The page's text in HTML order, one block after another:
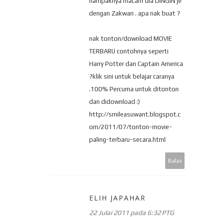
dengan Zakwan . apa nak buat ?
nak tonton/download MOVIE
TERBARU contohnya seperti
Harry Potter dan Captain America
?klik sini untuk belajar caranya
.100% Percuma untuk ditonton
dan didownload :)
http://smileasuwant.blogspot.c
om/2011/07/tonton-movie-
paling-terbaru-secara.html
Balas
ELIH JAPAHAR
22 Julai 2011 pada 6:32 PTG